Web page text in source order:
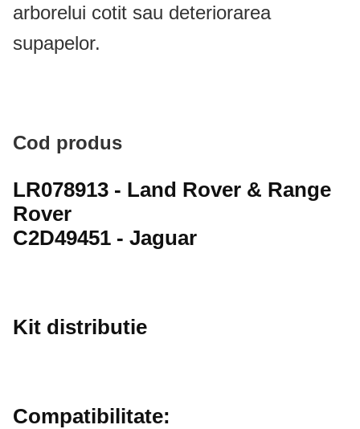
arborelui cotit sau deteriorarea
supapelor.
Cod produs
LR078913 - Land Rover & Range
Rover
C2D49451 - Jaguar
Kit distributie
Compatibilitate: